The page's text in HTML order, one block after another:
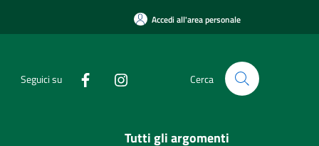
Accedi all'area personale
Seguici su Cerca
Tutti gli argomenti